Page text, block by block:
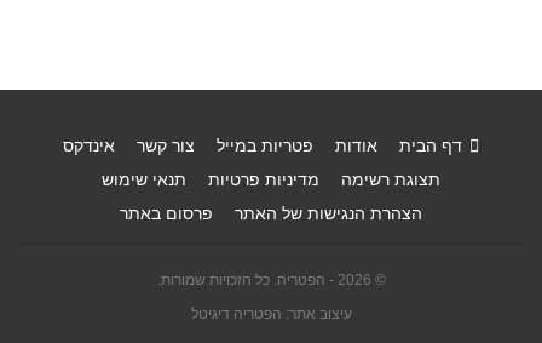
דף הבית אודות פטריות במייל צור קשר
אינדקס
תצוגת רשימה
מדיניות פרטיות
תנאי שימוש
הצהרת הנגישות של האתר
פרסום באתר
© 2026 - הפטריה. כל הזכויות שמורות.
עיצוב אתר: הפטריה דיגיטל